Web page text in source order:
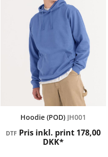
AWDis Just Hoods
Hoodie (POD) JH001
DTF Pris inkl. print 178,00
DKK*